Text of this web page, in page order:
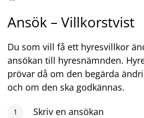
Ansök – Villkorstvist
Du som vill få ett hyresvillkor
ansökan till hyresnämnden.
prövar då om den begärda
och om den ska godkännas.
1 Steg 1:
Skriv en ansökan